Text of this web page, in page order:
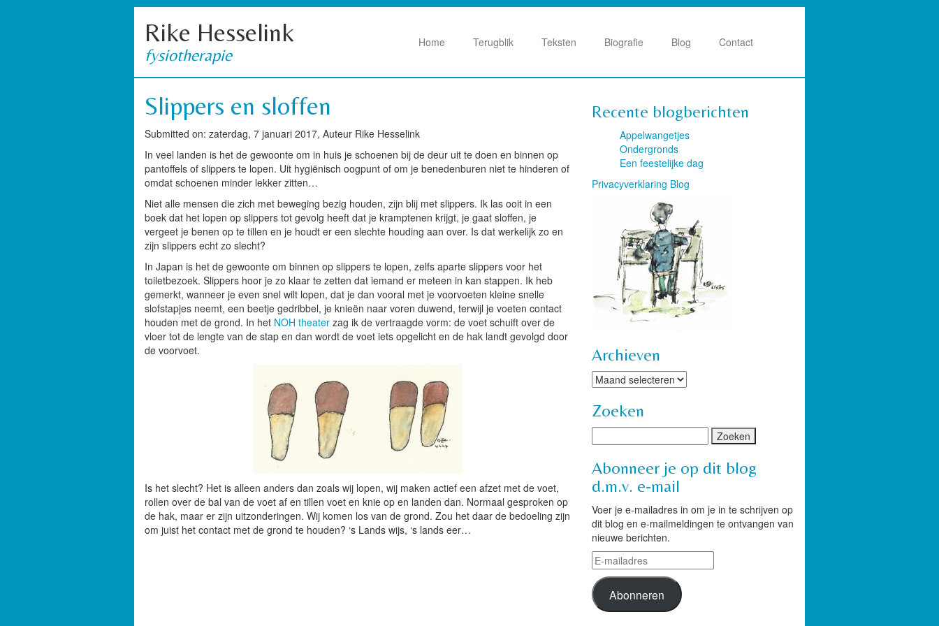
Rike Hesselink
fysiotherapie
Home Terugblik Teksten Biografie Blog Contact
Slippers en sloffen
Submitted on: zaterdag, 7 januari 2017, Auteur Rike Hesselink
In veel landen is het de gewoonte om in huis je schoenen bij de deur uit te doen en binnen op
pantoffels of slippers te lopen. Uit hygiënisch oogpunt of om je benedenburen niet te hinderen of
omdat schoenen minder lekker zitten…
Niet alle mensen die zich met beweging bezig houden, zijn blij met slippers. Ik las ooit in een
boek dat het lopen op slippers tot gevolg heeft dat je kramptenen krijgt, je gaat sloffen, je
vergeet je benen op te tillen en je houdt er een slechte houding aan over. Is dat werkelijk zo en
zijn slippers echt zo slecht?
In Japan is het de gewoonte om binnen op slippers te lopen, zelfs aparte slippers voor het
toiletbezoek. Slippers hoor je zo klaar te zetten dat iemand er meteen in kan stappen. Ik heb
gemerkt, wanneer je even snel wilt lopen, dat je dan vooral met je voorvoeten kleine snelle
slofstapjes neemt, een beetje gedribbel, je knieën naar voren duwend, terwijl je voeten contact
houden met de grond. In het NOH theater zag ik de vertraagde vorm: de voet schuift over de
vloer tot de lengte van de stap en dan wordt de voet iets opgelicht en de hak landt gevolgd door
de voorvoet.
Is het slecht? Het is alleen anders dan zoals wij lopen, wij maken actief een afzet met de voet,
rollen over de bal van de voet af en tillen voet en knie op en landen dan. Normaal gesproken op
de hak, maar er zijn uitzonderingen. Wij komen los van de grond. Zou het daar de bedoeling zijn
om juist het contact met de grond te houden? ‘s Lands wijs, ‘s lands eer…
Recente blogberichten
Appelwangetjes
Ondergronds
Een feestelijke dag
Privacyverklaring Blog
Archieven
Archieven
Zoeken
Abonneer je op dit blog
d.m.v. e-mail
Voer je e-mailadres in om je in te schrijven op
dit blog en e-mailmeldingen te ontvangen van
nieuwe berichten.
E-
mailadres
Abonneren